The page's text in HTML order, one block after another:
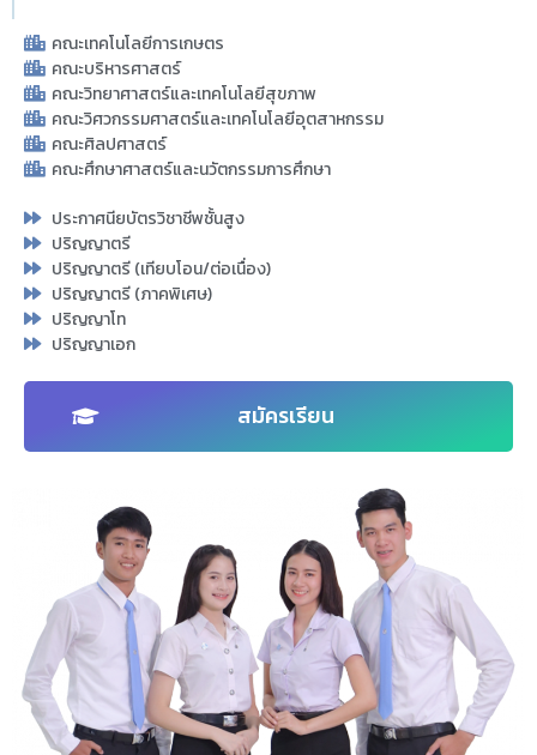
คณะเทคโนโลยีการเกษตร
คณะบริหารศาสตร์
คณะวิทยาศาสตร์และเทคโนโลยีสุขภาพ
คณะวิศวกรรมศาสตร์และเทคโนโลยีอุตสาหกรรม
คณะศิลปศาสตร์
คณะศึกษาศาสตร์และนวัตกรรมการศึกษา
ประกาศนียบัตรวิชาชีพชั้นสูง
ปริญญาตรี
ปริญญาตรี (เทียบโอน/ต่อเนื่อง)
ปริญญาตรี (ภาคพิเศษ)
ปริญญาโท
ปริญญาเอก
สมัครเรียน